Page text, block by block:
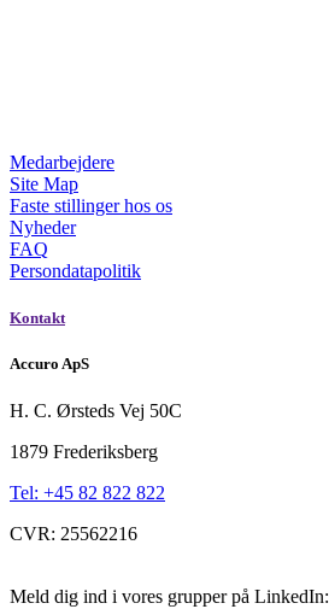
Medarbejdere
Site Map
Faste stillinger hos os
Nyheder
FAQ
Persondatapolitik
Kontakt
Accuro ApS
H. C. Ørsteds Vej 50C
1879 Frederiksberg
Tel: +45 82 822 822
CVR: 25562216
Meld dig ind i vores grupper på LinkedIn: